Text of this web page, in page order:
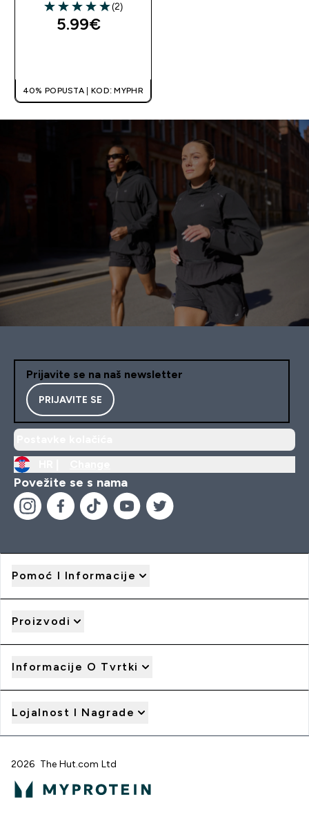
5 out of 5 stars
(2)
5.99€‎
40% POPUSTA | KOD: MYPHR
Prijavite se na naš newsletter
PRIJAVITE SE
Povežite se s nama
Pomoć I Informacije
Proizvodi
Informacije O Tvrtki
Lojalnost I Nagrade
2026 The Hut.com Ltd